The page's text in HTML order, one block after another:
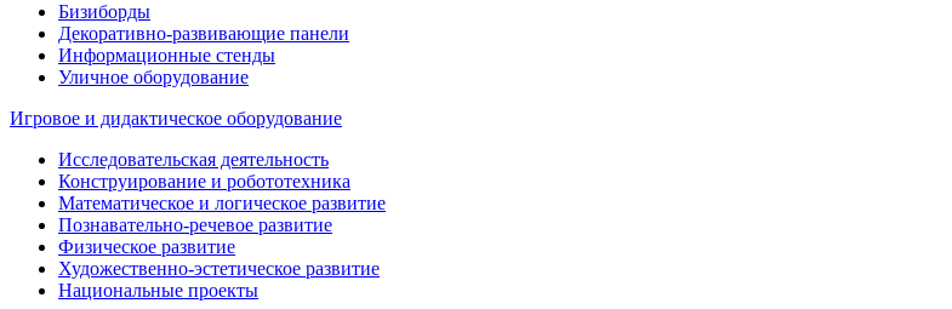
Бизиборды
Декоративно-развивающие панели
Информационные стенды
Уличное оборудование
Игровое и дидактическое оборудование
Исследовательская деятельность
Конструирование и робототехника
Математическое и логическое развитие
Познавательно-речевое развитие
Физическое развитие
Художественно-эстетическое развитие
Национальные проекты